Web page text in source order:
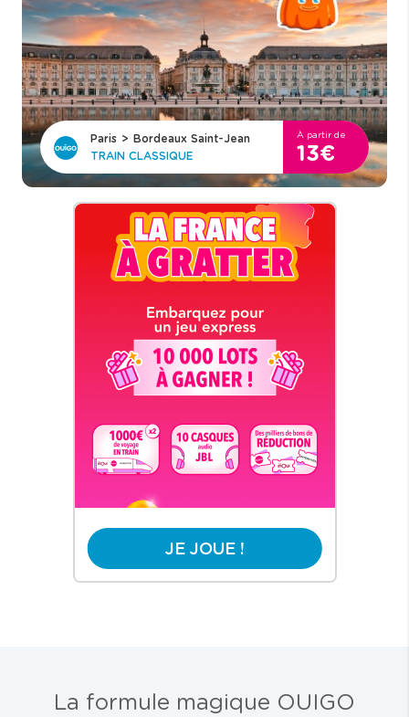
Paris > Bordeaux Saint-Jean
TRAIN CLASSIQUE
À partir de
13€
JE JOUE !
La formule magique OUIGO